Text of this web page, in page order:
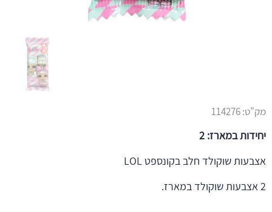
מק"ט:114276
יחידות במארז: 2
אצבעות שוקולד חלב בקונספט LOL
2 אצבעות שוקולד במארז.